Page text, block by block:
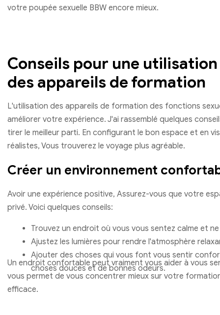
votre poupée sexuelle BBW encore mieux.
Conseils pour une
des appareils de formation
L'utilisation des appareils de formation des fonctions
améliorer votre expérience. J'ai rassemblé quelques
tirer le meilleur parti. En configurant le bon espace et en
réalistes, Vous trouverez le voyage plus agréable.
Créer un environnement
Avoir une expérience positive, Assurez-vous que votre
privé. Voici quelques conseils:
Trouvez un endroit où vous vous sentez calme et
Ajustez les lumières pour rendre l'atmosphère
Ajouter des choses qui vous font vous sentir
choses douces et de bonnes odeurs.
Un endroit confortable peut vraiment vous aider à vous
vous permet de vous concentrer mieux sur votre
efficace.